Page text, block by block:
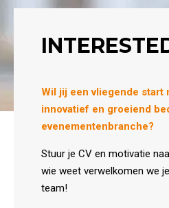
Wil jij een vliegende start
innovatief en groeiend
evenementenbranche?
Stuur je CV en motivatie
wie weet verwelkomen we
team!